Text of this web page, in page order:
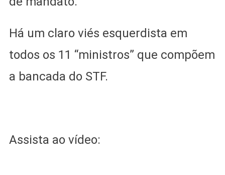
Há um claro viés esquerdista em
todos os 11 “ministros” que compõem
a bancada do STF.
Assista ao vídeo: